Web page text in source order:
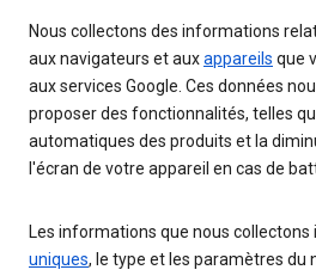
Nous collectons des informations
aux navigateurs et auxappareils que
aux services Google. Ces données
proposer des fonctionnalités, telles
automatiques des produits et la
l'écran de votre appareil en cas de
Les informations que nous collectons
uniques, le type et les paramètres du